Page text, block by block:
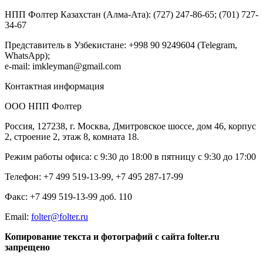
НПП Фолтер Казахстан (Алма-Ата): (727) 247-86-65; (701) 727-
34-67
Представитель в Узбекистане: +998 90 9249604 (Telegram,
WhatsApp);
e-mail: imkleyman@gmail.com
Контактная информация
ООО НПП Фолтер
Россия, 127238, г. Москва, Дмитровское шоссе, дом 46, корпус
2, строение 2, этаж 8, комната 18.
Режим работы офиса: с 9:30 до 18:00 в пятницу с 9:30 до 17:00
Телефон: +7 499 519-13-99, +7 495 287-17-99
Факс: +7 499 519-13-99 доб. 110
Еmail: folter@folter.ru
Копирование текста и фотографий с сайта folter.ru
запрещено